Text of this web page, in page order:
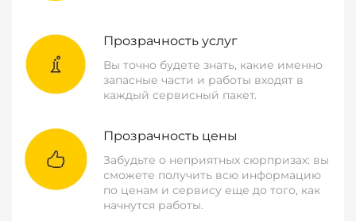
Прозрачность услуг
Вы точно будете знать, какие именно
запасные части и работы входят в
каждый сервисный пакет.
Прозрачность цены
Забудьте о неприятных сюрпризах: вы
сможете получить всю информацию
по ценам и сервису еще до того, как
начнутся работы.